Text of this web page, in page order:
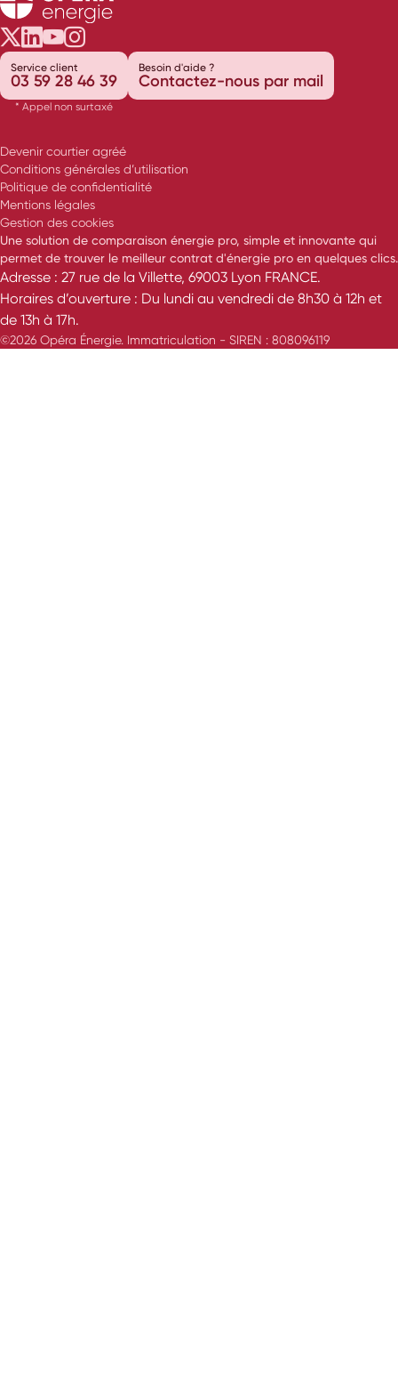
Opéra Énergie sur Twitter
Opéra Énergie sur LinkedIn
Opéra Énergie sur Youtube
Opéra Énergie sur Instagram
Service client
03 59 28 46 39
* Appel non surtaxé
Besoin d'aide ?
Contactez-nous par mail
Devenir courtier agréé
Conditions générales d’utilisation
Politique de confidentialité
Mentions légales
Gestion des cookies
Une solution de comparaison énergie pro, simple et innovante qui
permet de trouver le meilleur contrat d'énergie pro en quelques clics.
Adresse : 27 rue de la Villette, 69003 Lyon FRANCE.
Horaires d’ouverture : Du lundi au vendredi de 8h30 à 12h et
de 13h à 17h.
©2026 Opéra Énergie. Immatriculation - SIREN : 808096119